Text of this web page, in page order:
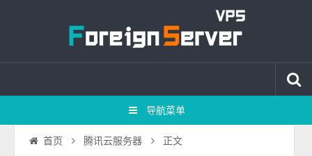
导航菜单
首页 腾讯云服务器 正文